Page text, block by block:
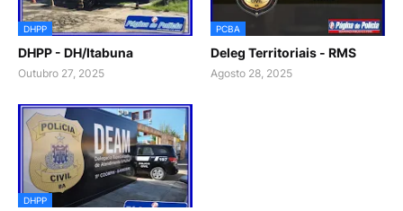
DHPP
DHPP - DH/Itabuna
Outubro 27, 2025
PCBA
Deleg Territoriais - RMS
Agosto 28, 2025
DHPP